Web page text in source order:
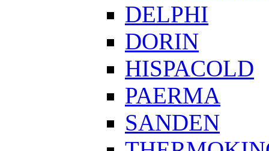
DELPHI
DORIN
HISPACOLD
PAERMA
SANDEN